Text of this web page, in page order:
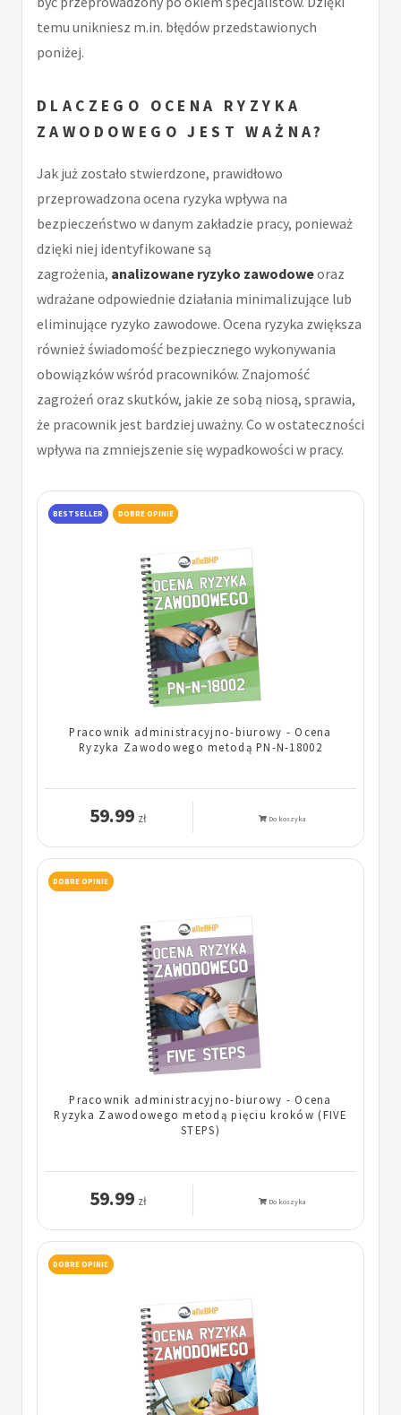
temu unikniesz m.in. błędów przedstawionych
poniżej.
DLACZEGO OCENA RYZYKA
ZAWODOWEGO JEST WAŻNA?
Jak już zostało stwierdzone, prawidłowo
przeprowadzona ocena ryzyka wpływa na
bezpieczeństwo w danym zakładzie pracy, ponieważ
dzięki niej identyfikowane są
zagrożenia, analizowane ryzyko zawodoweoraz
wdrażane odpowiednie działania minimalizujące lub
eliminujące ryzyko zawodowe. Ocena ryzyka zwiększa
również świadomość bezpiecznego wykonywania
obowiązków wśród pracowników. Znajomość
zagrożeń oraz skutków, jakie ze sobą niosą, sprawia,
że pracownik jest bardziej uważny. Co w ostateczności
wpływa na zmniejszenie się wypadkowości w pracy.
BESTSELLER DOBRE OPINIE
Pracownik administracyjno-biurowy - Ocena
Ryzyka Zawodowego metodą PN-N-18002
59.99 zł Do koszyka
DOBRE OPINIE
Pracownik administracyjno-biurowy - Ocena
Ryzyka Zawodowego metodą pięciu kroków (FIVE
STEPS)
59.99 zł Do koszyka
DOBRE OPINIE